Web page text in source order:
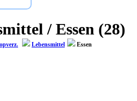
/ Essen (28)
Lebensmittel Essen